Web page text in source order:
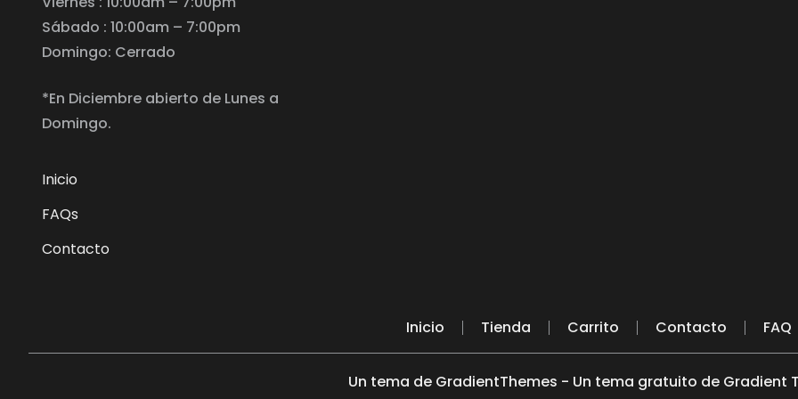
Sábado : 10:00am – 7:00pm
Domingo: Cerrado
*En Diciembre abierto de Lunes a
Domingo.
Inicio
FAQs
Contacto
Inicio Tienda Carrito Contacto FAQ
Un tema de GradientThemes - Un tema gratuito de Gradient